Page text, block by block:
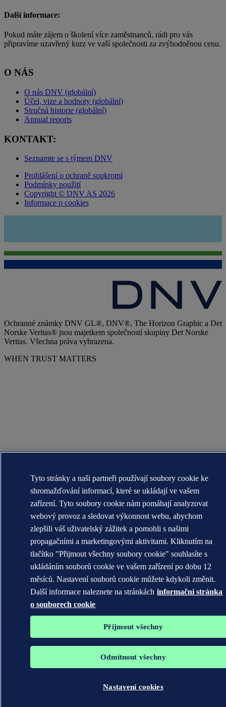
Další informace:
Pokud máte zájem o školení více zaměstnanců, rádi pro vás
připravíme uzavřený kurz ve vaší společnosti za zvýhodněnou cenu.
O NÁS
O nás DNV (globální)
Účel, vize a hodnoty (globální)
Stručná historie (globální)
Annual reports
KONTAKT:
Seznamte se s týmem DNV
Prohlášení o ochraně soukromí
Podmínky použití
Copyright © DNV AS 2026
Informace o cookies
Ochranné známky DNV GL®, DNV®, The Horizon Graphic a Det
Norske Veritas® jsou majetkem společností skupiny Det Norske
Veritas. Všechna práva vyhrazena.
WHEN TRUST MATTERS
Tyto stránky a naši partneři používají soubory cookie ke
shromažďování informací, které se ukládají ve vašem
zařízení. Tyto soubory cookie nám pomáhají analyzovat
webový provoz a sledovat výkonnost webu, abychom
zlepšili váš uživatelský zážitek a pomohli s našimi
propagačními a marketingovými aktivitami. Kliknutím na
tlačítko "Přijmout všechny soubory cookie" souhlasíte s
ukládáním souborů cookie ve vašem zařízení po dobu 12
měsíců. Nastavení souborů cookie můžete kdykoli změnit.
Další informace naleznete na stránkách informační stránka
o souborech cookie
Přijmout všechny
Odmítnout všechny
Nastavení cookies